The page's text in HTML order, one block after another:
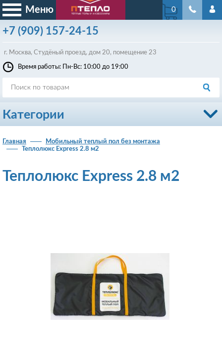
Меню
+7 (909) 157-24-15
г. Москва, Студёный проезд, дом 20, помещение 23
0
Время работы: Пн-Вс: 10:00 до 19:00
Категории
Главная
Мобильный теплый пол без монтажа
Теплолюкс Express 2.8 м2
Теплолюкс Express 2.8 м2